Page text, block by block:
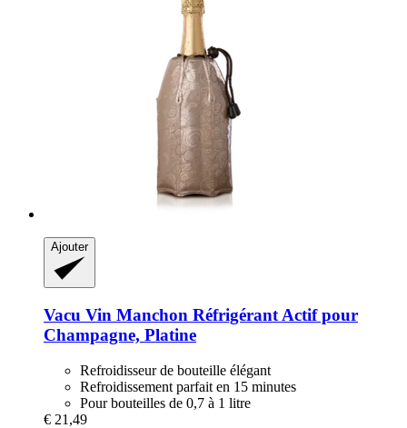
Ajouter
Vacu Vin Manchon Réfrigérant Actif pour
Champagne, Platine
Refroidisseur de bouteille élégant
Refroidissement parfait en 15 minutes
Pour bouteilles de 0,7 à 1 litre
€ 21,49